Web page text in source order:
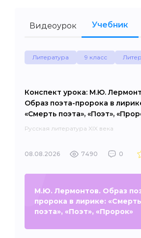
Видеоурок Учебник
Литература 9 класс
Конспект урока: М.Ю.
Образ поэта-пророка в
«Смерть поэта», «Поэт»,
Русская литература XIX века
08.08.2026 7490 0
М.Ю. Лермонтов. Образ
пророка в лирике: «Смерть
поэта», «Поэт», «Пророк»